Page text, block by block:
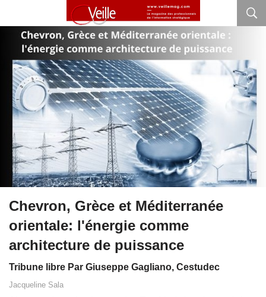
Chevron, Grèce et Méditerranée
orientale: l'énergie comme
architecture de puissance
Tribune libre Par Giuseppe Gagliano, Cestudec
Jacqueline Sala